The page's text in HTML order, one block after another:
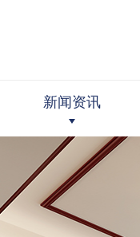
新闻资讯